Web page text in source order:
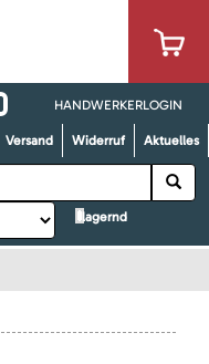
HANDWERKERLOGIN
Versand Widerruf Aktuelles
lagernd